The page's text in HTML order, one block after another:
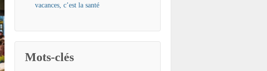
vacances, c’est la santé
Mots-clés